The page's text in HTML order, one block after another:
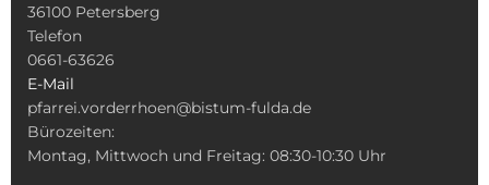
36100 Petersberg
Telefon
0661-63626
E-Mail
pfarrei.vorderrhoen@bistum-fulda.de
Bürozeiten:
Montag, Mittwoch und Freitag: 08:30-10:30 Uhr